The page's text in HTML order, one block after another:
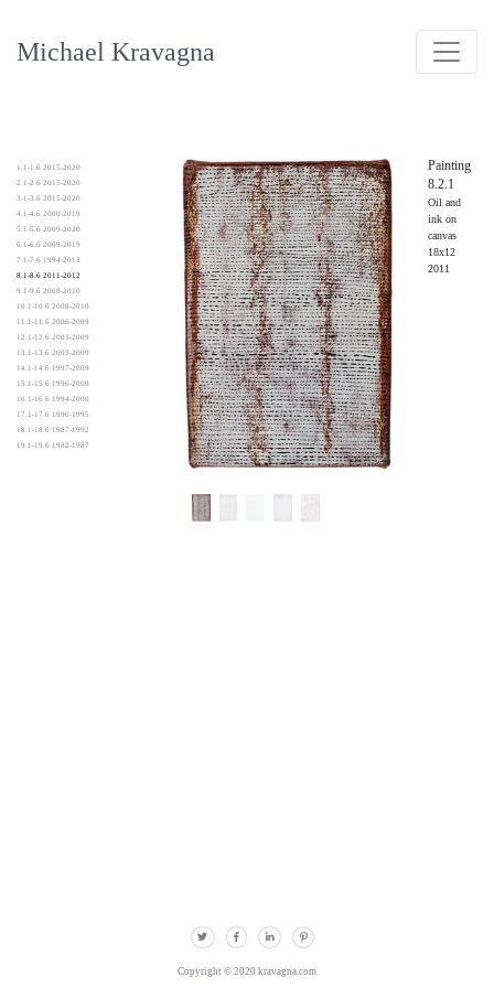
Michael Kravagna
1.1-1.6 2015-2020
2.1-2.6 2015-2020
3.1-3.6 2015-2020
4.1-4.6 2000-2019
5.1-5.6 2009-2020
6.1-6.6 2009-2019
7.1-7.6 1994-2013
8.1-8.6 2011-2012
9.1-9.6 2008-2010
10.1-10.6 2008-2010
11.1-11.6 2006-2009
12.1-12.6 2003-2009
13.1-13.6 2003-2009
14.1-14.6 1997-2009
15.1-15.6 1996-2000
16.1-16.6 1994-2000
17.1-17.6 1990-1995
18.1-18.6 1987-1992
19.1-19.6 1982-1987
Painting
8.2.1
Oil and
ink on
canvas
18x12
2011
Copyright © 2020 kravagna.com